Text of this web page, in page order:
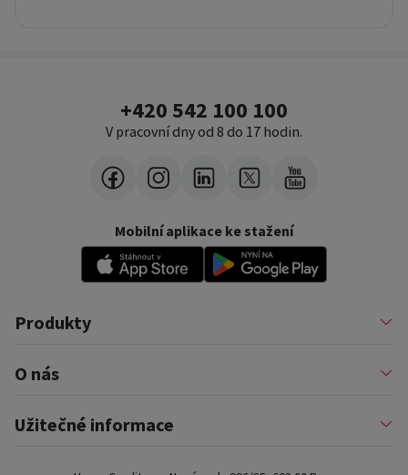
+420 542 100 100
V pracovní dny od 8 do 17 hodin.
Mobilní aplikace ke stažení
Produkty
Půjčky
Financování podnikatelů
Financování auta
O nás
Profil firmy
Pomáháme
Užitečné informace